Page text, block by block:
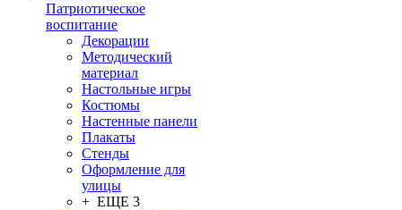
Патриотическое
воспитание
Декорации
Методический
материал
Настольные игры
Костюмы
Настенные панели
Плакаты
Стенды
Оформление для
улицы
+ ЕЩЕ 3